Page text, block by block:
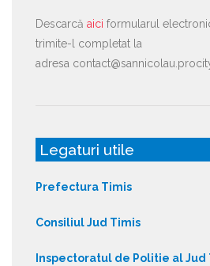
Descarcă aici formularul
trimite-l completat la
adresa
Legaturi utile
Prefectura Timis
Consiliul Jud Timis
Inspectoratul de Politie al Jud